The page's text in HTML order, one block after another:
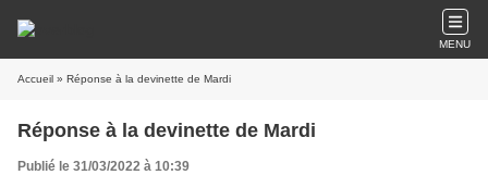
MENU
Accueil » Réponse à la devinette de Mardi
Réponse à la devinette de Mardi
Publié le 31/03/2022 à 10:39